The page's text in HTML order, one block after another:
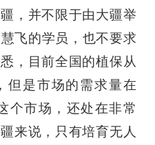
，并不限于由大疆举
飞的学员，也不要求
，目前全国的植保从
但是市场的需求量在
个市场，还处在非常
来说，只有培育无人